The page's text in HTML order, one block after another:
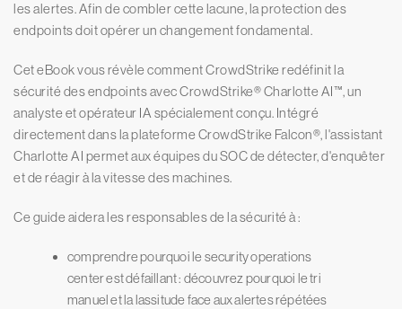
les alertes. Afin de combler cette lacune, la protection des
endpoints doit opérer un changement fondamental.
Cet eBook vous révèle comment CrowdStrike redéfinit la
sécurité des endpoints avec CrowdStrike® Charlotte AI™, un
analyste et opérateur IA spécialement conçu. Intégré
directement dans la plateforme CrowdStrike Falcon®, l'assistant
Charlotte AI permet aux équipes du SOC de détecter, d'enquêter
et de réagir à la vitesse des machines.
Ce guide aidera les responsables de la sécurité à :
comprendre pourquoi le security operations
center est défaillant : découvrez pourquoi le tri
manuel et la lassitude face aux alertes répétées